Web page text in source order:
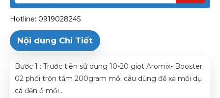
Hotline: 0919028245
Nội dung Chi Tiết
Bước 1 : Trước tiên sử dụng 10-20 giọt Aromix- Booster
02 phối trộn tầm 200gram mồi câu dùng để xả mồi dụ
cá đến ổ mồi .